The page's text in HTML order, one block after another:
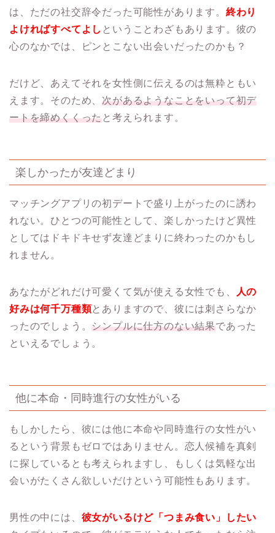
は、ただの社交辞令だった可能性があります。 終わり
よければすべてよし ということわざもあります。彼の
心のなかでは、ピンとこない出会いだったのかも？
だけど、あえてそれを女性側に伝えるのは無粋ともい
えます。そのため、次があるようなことをいって初デ
ートを締めくくったと考えられます。
楽しかったが友達どまり
マッチングアプリの初デートで盛り上がったのに誘わ
れない。ひとつの可能性として、楽しかったけど異性
としてはドキドキせず友達どまりに終わったのかもし
れません。
あなたがどれだけ可愛くて気が使える女性でも、
人の
好みは何千万種類とありますので、彼には刺さらなか
ったのでしょう。シンプルに仕方のない結果であった
といえるでしょう。
他に本命・同時進行の女性がいる
もしかしたら、彼には他に本命や同時進行の女性がい
るという背景もゼロではありません。恋人候補を真剣
に探しているとも考えられますし、もしくは気軽な出
会いがたくさん欲しいだけという可能性もあります。
男性の中には、 彼女がいるけど「つまみ食い」したい